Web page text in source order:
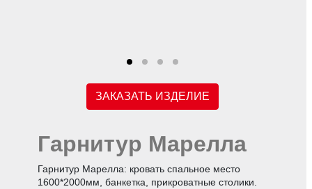
ЗАКАЗАТЬ ИЗДЕЛИЕ
Гарнитур Марелла
Гарнитур Марелла: кровать спальное место
1600*2000мм, банкетка, прикроватные столики.